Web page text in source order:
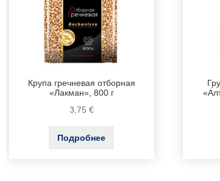
Крупа гречневая отборная
«Лакман», 800 г
3,75 €
Подробнее